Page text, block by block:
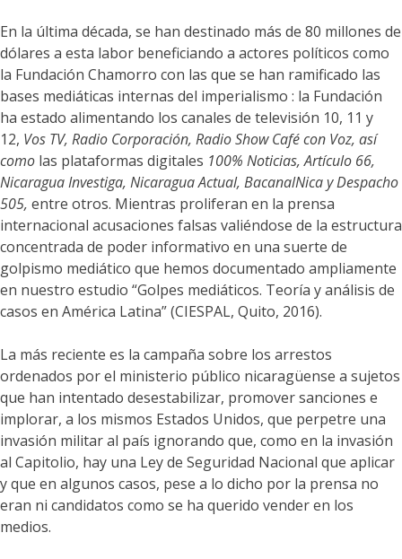
En la última década, se han destinado más de 80 millones de
dólares a esta labor beneficiando a actores políticos como
la Fundación Chamorro con las que se han ramificado las
bases mediáticas internas del imperialismo : la Fundación
ha estado alimentando los canales de televisión 10, 11 y
12, Vos TV, Radio Corporación, Radio Show Café con Voz, así
como las plataformas digitales 100% Noticias, Artículo 66,
Nicaragua Investiga, Nicaragua Actual, BacanalNica y Despacho
505, entre otros. Mientras proliferan en la prensa
internacional acusaciones falsas valiéndose de la estructura
concentrada de poder informativo en una suerte de
golpismo mediático que hemos documentado ampliamente
en nuestro estudio “Golpes mediáticos. Teoría y análisis de
casos en América Latina” (CIESPAL, Quito, 2016).
La más reciente es la campaña sobre los arrestos
ordenados por el ministerio público nicaragüense a sujetos
que han intentado desestabilizar, promover sanciones e
implorar, a los mismos Estados Unidos, que perpetre una
invasión militar al país ignorando que, como en la invasión
al Capitolio, hay una Ley de Seguridad Nacional que aplicar
y que en algunos casos, pese a lo dicho por la prensa no
eran ni candidatos como se ha querido vender en los
medios.